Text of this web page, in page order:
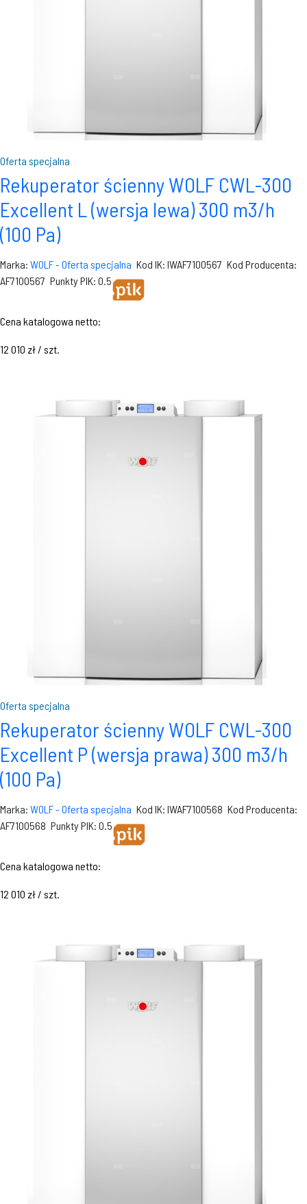
Oferta specjalna
Rekuperator ścienny WOLF CWL-300
Excellent L (wersja lewa) 300 m3/h
(100 Pa)
Marka: WOLF - Oferta specjalna Kod IK: IWAF7100567 Kod Producenta:
AF7100567 Punkty PIK: 0.5
Cena katalogowa netto:
12 010 zł / szt.
Oferta specjalna
Rekuperator ścienny WOLF CWL-300
Excellent P (wersja prawa) 300 m3/h
(100 Pa)
Marka: WOLF - Oferta specjalna Kod IK: IWAF7100568 Kod Producenta:
AF7100568 Punkty PIK: 0.5
Cena katalogowa netto:
12 010 zł / szt.